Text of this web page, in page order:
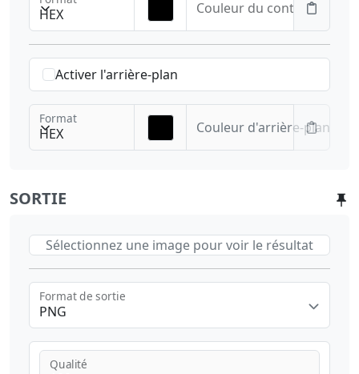
HEX Couleur du contour
Activer l'arrière-plan
HEX
Format
Couleur d'arrière-plan
SORTIE
Sélectionnez une image pour voir le résultat
PNG
Format de sortie
Qualité